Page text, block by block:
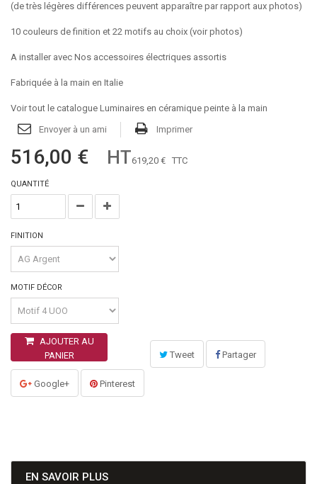
(de très légères différences peuvent apparaître par rapport aux photos)
10 couleurs de finition et 22 motifs au choix (voir photos)
A installer avec Nos accessoires électriques assortis
Fabriquée à la main en Italie
Voir tout le catalogue Luminaires en céramique peinte à la main
Envoyer à un ami
Imprimer
516,00 € HT619,20 € TTC
QUANTITÉ
FINITION
MOTIF DÉCOR
AJOUTER AU
PANIER
Tweet Partager
Google+ Pinterest
EN SAVOIR PLUS